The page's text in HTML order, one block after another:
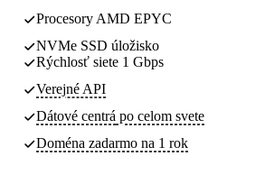
Procesory AMD EPYC
NVMe SSD úložisko
Rýchlosť siete 1 Gbps
Verejné API
Dátové centrá po celom svete
Doména zadarmo na 1 rok